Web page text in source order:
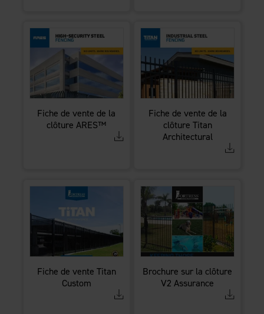
Fiche de vente de la
clôture ARES™
Fiche de vente de la
clôture Titan
Architectural
Fiche de vente Titan
Custom
Brochure sur la clôture
V2 Assurance